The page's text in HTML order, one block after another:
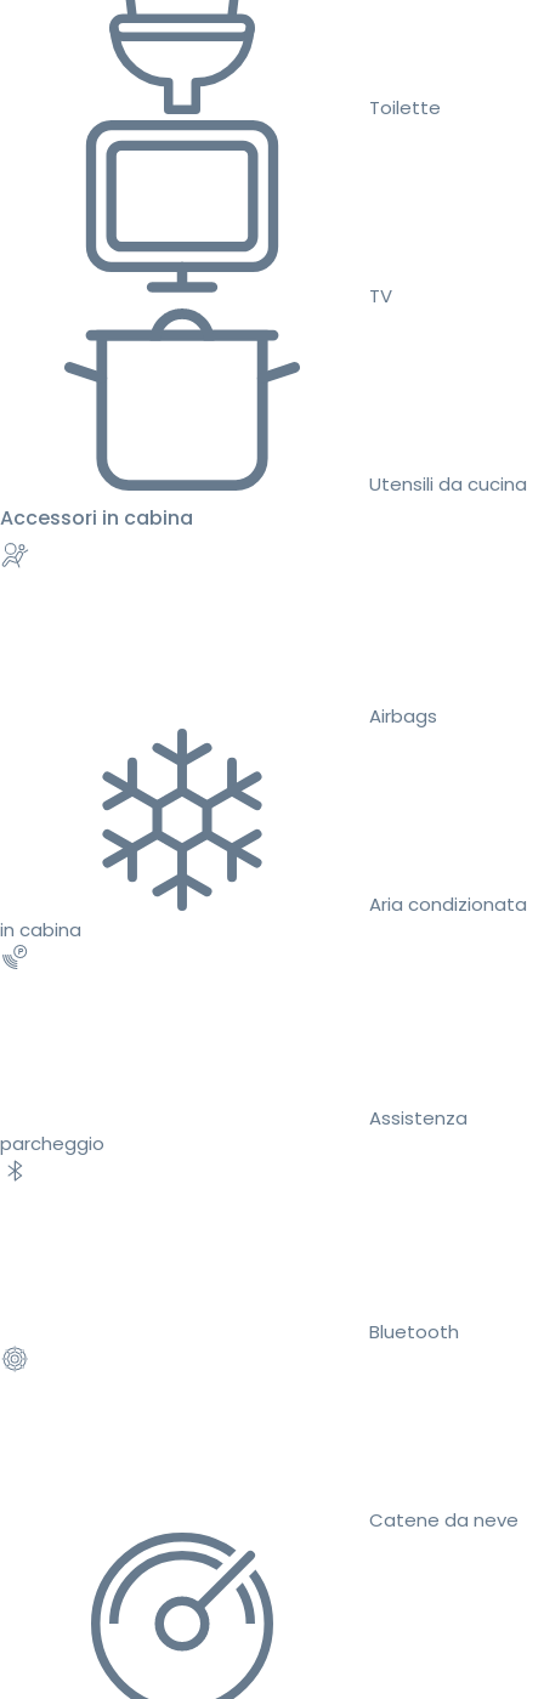
Toilette
TV
Utensili da cucina
Accessori in cabina
Airbags
Aria condizionata
in cabina
Assistenza
parcheggio
Bluetooth
Catene da neve